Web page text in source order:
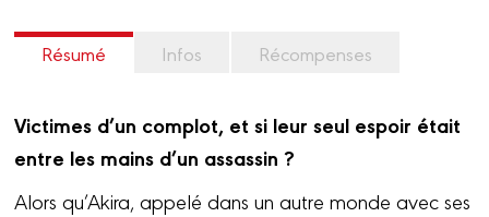
Résumé Infos Récompenses
Victimes d’un complot, et si leur seul espoir était
entre les mains d’un assassin ?
Alors qu’Akira, appelé dans un autre monde avec ses